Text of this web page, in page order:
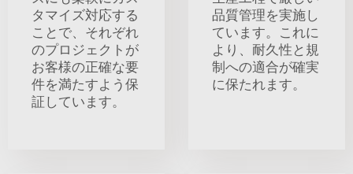
タマイズ対応する
ことで、それぞれ
のプロジェクトが
お客様の正確な要
件を満たすよう保
証しています。
品質管理を実施し
ています。これに
より、耐久性と規
制への適合が確実
に保たれます。